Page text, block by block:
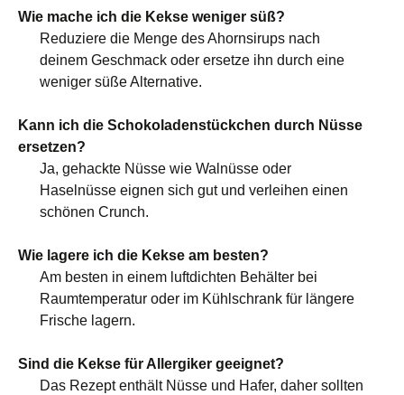
Wie mache ich die Kekse weniger süß?
Reduziere die Menge des Ahornsirups nach
deinem Geschmack oder ersetze ihn durch eine
weniger süße Alternative.
Kann ich die Schokoladenstückchen durch Nüsse
ersetzen?
Ja, gehackte Nüsse wie Walnüsse oder
Haselnüsse eignen sich gut und verleihen einen
schönen Crunch.
Wie lagere ich die Kekse am besten?
Am besten in einem luftdichten Behälter bei
Raumtemperatur oder im Kühlschrank für längere
Frische lagern.
Sind die Kekse für Allergiker geeignet?
Das Rezept enthält Nüsse und Hafer, daher sollten